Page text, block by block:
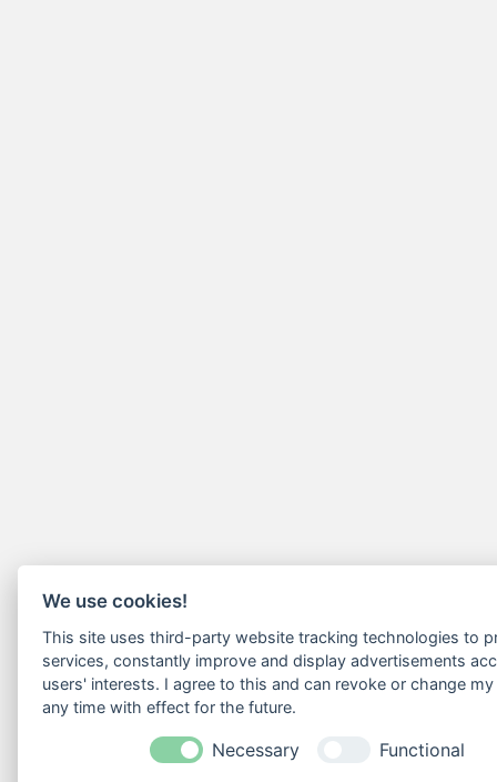
We use cookies!
This site uses third-party website tracking technologies to
services, constantly improve and display advertisements
users' interests. I agree to this and can revoke or change
any time with effect for the future.
Necessary Functional